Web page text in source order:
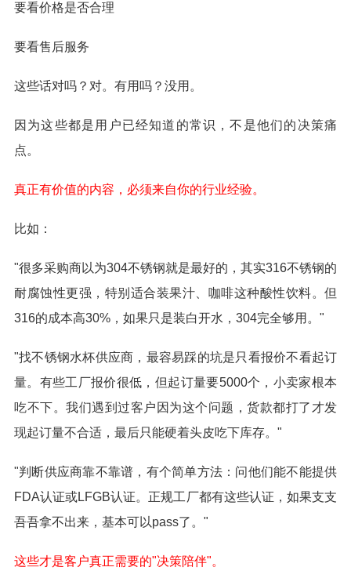
要看价格是否合理
要看售后服务
这些话对吗？对。有用吗？没用。
因为这些都是用户已经知道的常识，不是他们的决策痛
点。
真正有价值的内容，必须来自你的行业经验。
比如：
"很多采购商以为304不锈钢就是最好的，其实316不锈钢的
耐腐蚀性更强，特别适合装果汁、咖啡这种酸性饮料。但
316的成本高30%，如果只是装白开水，304完全够用。"
"找不锈钢水杯供应商，最容易踩的坑是只看报价不看起订
量。有些工厂报价很低，但起订量要5000个，小卖家根本
吃不下。我们遇到过客户因为这个问题，货款都打了才发
现起订量不合适，最后只能硬着头皮吃下库存。"
"判断供应商靠不靠谱，有个简单方法：问他们能不能提供
FDA认证或LFGB认证。正规工厂都有这些认证，如果支支
吾吾拿不出来，基本可以pass了。"
这些才是客户真正需要的"决策陪伴"。